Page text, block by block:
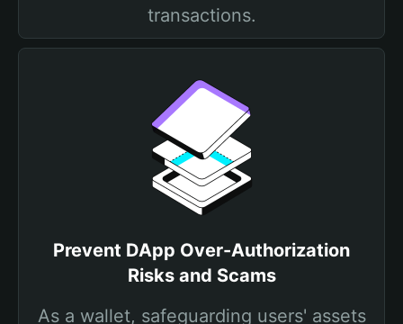
transactions.
Prevent DApp Over-Authorization
Risks and Scams
As a wallet, safeguarding users' assets